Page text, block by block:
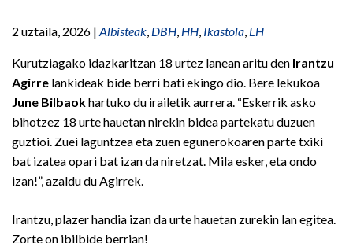
2 uztaila, 2026 | Albisteak, DBH, HH, Ikastola, LH
Kurutziagako idazkaritzan 18 urtez lanean aritu den Irantzu
Agirre lankideak bide berri bati ekingo dio. Bere lekukoa
June Bilbaokhartuko du irailetik aurrera. “Eskerrik asko
bihotzez 18 urte hauetan nirekin bidea partekatu duzuen
guztioi. Zuei laguntzea eta zuen egunerokoaren parte txiki
bat izatea opari bat izan da niretzat. Mila esker, eta ondo
izan!”, azaldu du Agirrek.
Irantzu, plazer handia izan da urte hauetan zurekin lan egitea.
Zorte on ibilbide berrian!